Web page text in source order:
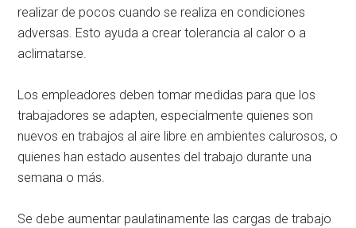
realizar de pocos cuando se realiza en condiciones
adversas. Esto ayuda a crear tolerancia al calor o a
aclimatarse.
Los empleadores deben tomar medidas para que los
trabajadores se adapten, especialmente quienes son
nuevos en trabajos al aire libre en ambientes calurosos, o
quienes han estado ausentes del trabajo durante una
semana o más.
Se debe aumentar paulatinamente las cargas de trabajo